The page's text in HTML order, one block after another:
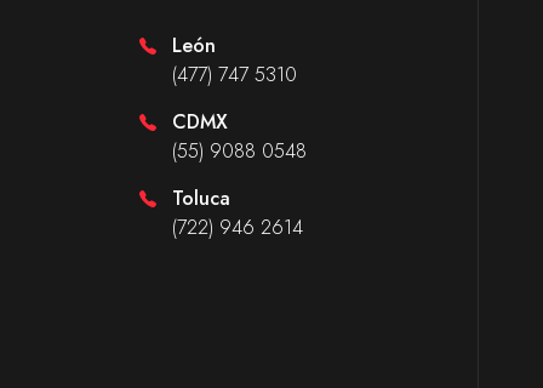
León
(477) 747 5310
CDMX
(55) 9088 0548
Toluca
(722) 946 2614